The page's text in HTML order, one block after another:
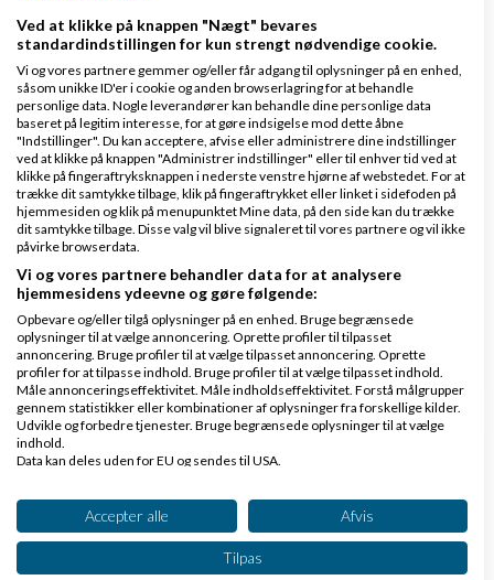
her hvordan menuen ser ud på min computer
Svar
mandestrip pigestrip polterabend stripper striptease stripshow
Slettet brugerSkrevet23-10-2011kl. 01:51
Ved at klikke på knappen "Nægt" bevares
standardindstillingen for kun strengt nødvendige cookie.
Vi og vores partnere gemmer og/eller får adgang til oplysninger på en enhed,
såsom unikke ID'er i cookie og anden browserlagring for at behandle
personlige data. Nogle leverandører kan behandle dine personlige data
baseret på legitim interesse, for at gøre indsigelse mod dette åbne
"Indstillinger". Du kan acceptere, afvise eller administrere dine indstillinger
ved at klikke på knappen "Administrer indstillinger" eller til enhver tid ved at
klikke på fingeraftryksknappen i nederste venstre hjørne af webstedet. For at
trække dit samtykke tilbage, klik på fingeraftrykket eller linket i sidefoden på
hjemmesiden og klik på menupunktet Mine data, på den side kan du trække
dit samtykke tilbage. Disse valg vil blive signaleret til vores partnere og vil ikke
påvirke browserdata.
Vi og vores partnere behandler data for at analysere
hjemmesidens ydeevne og gøre følgende:
Opbevare og/eller tilgå oplysninger på en enhed. Bruge begrænsede
oplysninger til at vælge annoncering. Oprette profiler til tilpasset
annoncering. Bruge profiler til at vælge tilpasset annoncering. Oprette
profiler for at tilpasse indhold. Bruge profiler til at vælge tilpasset indhold.
Måle annonceringseffektivitet. Måle indholdseffektivitet. Forstå målgrupper
gennem statistikker eller kombinationer af oplysninger fra forskellige kilder.
Udvikle og forbedre tjenester. Bruge begrænsede oplysninger til at vælge
indhold.
Data kan deles uden for EU og sendes til USA.
Se partnerliste (2 IAB-leverandører)
Vi bruger dine data til følgende formål:
IAB's behandlingsformål:
Accepter alle Afvis
Tilpas